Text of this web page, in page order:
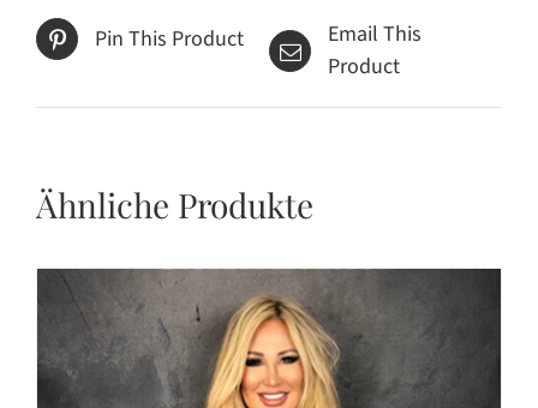
können
auf
Produktseite
Pin This Product
Email This
Product
Ähnliche Produkte